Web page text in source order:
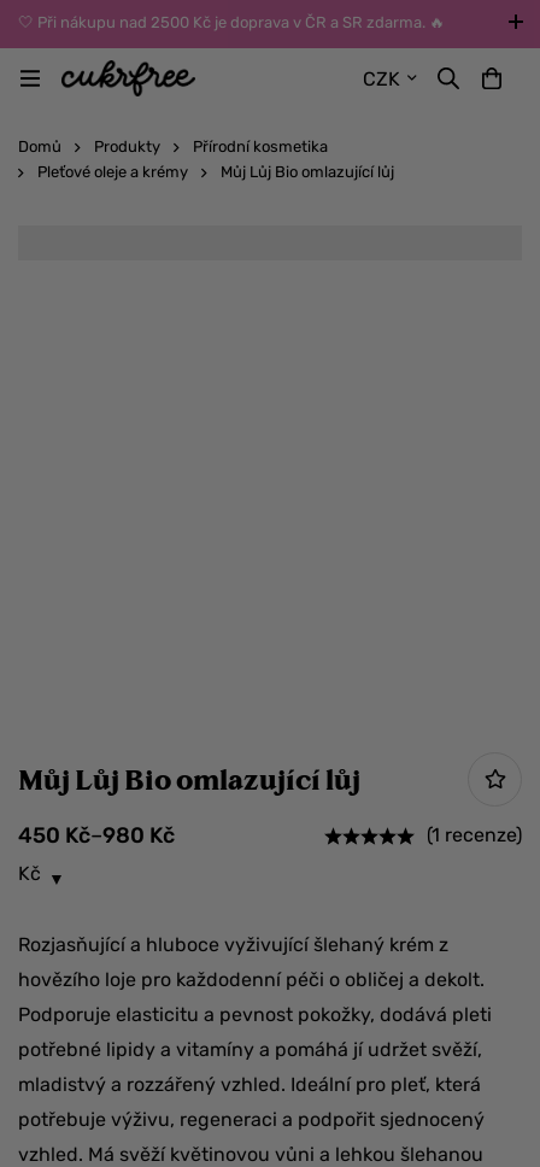
🤍 Při nákupu nad 2500 Kč je doprava v ČR a SR zdarma. 🔥
UPOZORNĚNÍ: Během léta vybírejte dopravu kurýrem nebo do Z-
BOXů umístěných uvnitř budov. Reklamace zboží způsobené
CZK
Domů Produkty
Přírodní kosmetika
Pleťové oleje a krémy
Můj Lůj Bio omlazující lůj
Můj Lůj Bio omlazující lůj
450 Kč–980 Kč
(1 recenze)
Kč
Rozjasňující a hluboce vyživující šlehaný krém z
hovězího loje pro každodenní péči o obličej a dekolt.
Podporuje elasticitu a pevnost pokožky, dodává pleti
potřebné lipidy a vitamíny a pomáhá jí udržet svěží,
mladistvý a rozzářený vzhled. Ideální pro pleť, která
potřebuje výživu, regeneraci a podpořit sjednocený
vzhled. Má svěží květinovou vůni a lehkou šlehanou